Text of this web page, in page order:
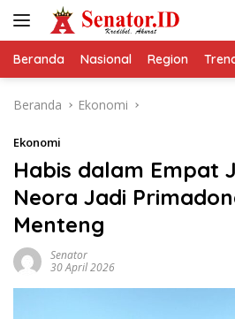
Beranda Nasional Region
Beranda Ekonomi
Ekonomi
Habis dalam Empat
Neora Jadi
Menteng
Senator
30 April 2026